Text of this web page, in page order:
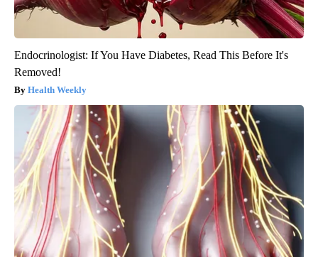
Endocrinologist: If You Have Diabetes, Read This Before It's
Removed!
Health Weekly